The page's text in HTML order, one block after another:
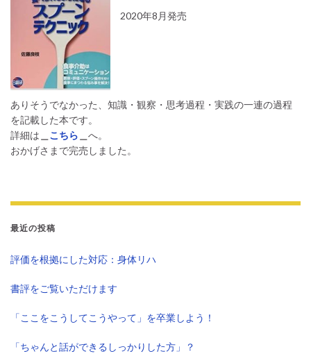
2020年8月発売
ありそうでなかった、知識・観察・思考過程・実践の一連の過程
を記載した本です。
詳細は
こちら
へ。
おかげさまで完売しました。
最近の投稿
評価を根拠にした対応：身体リハ
書評をご覧いただけます
「ここをこうしてこうやって」を卒業しよう！
「ちゃんと話ができるしっかりした方」？